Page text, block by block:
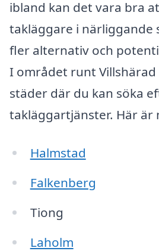
ibland kan det vara bra
takläggare i närliggande
fler alternativ och
I området runt
städer där du kan söka
takläggartjänster. Här är
Halmstad
Falkenberg
Tiong
Laholm